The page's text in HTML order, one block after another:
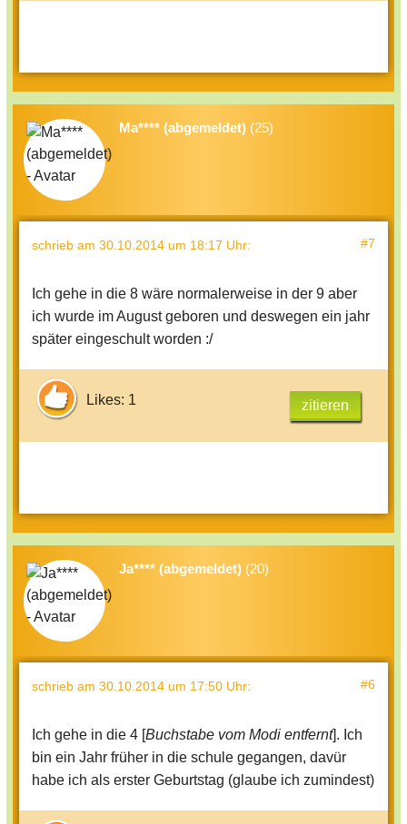
Ma**** (abgemeldet) (25)
schrieb am 30.10.2014 um 18:17 Uhr: #7
Ich gehe in die 8 wäre normalerweise in der 9 aber
ich wurde im August geboren und deswegen ein jahr
später eingeschult worden :/
Likes: 1 zitieren
Ja**** (abgemeldet) (20)
schrieb am 30.10.2014 um 17:50 Uhr: #6
Ich gehe in die 4 [Buchstabe vom Modi entfernt]. Ich
bin ein Jahr früher in die schule gegangen, davür
habe ich als erster Geburtstag (glaube ich zumindest)